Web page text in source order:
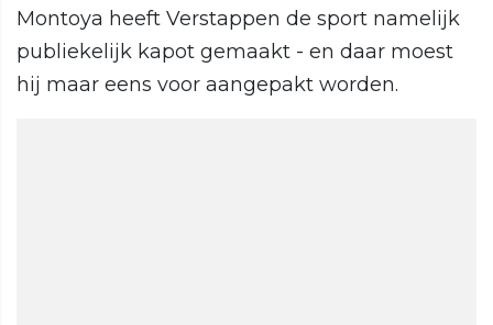
Montoya heeft Verstappen de sport namelijk
publiekelijk kapot gemaakt - en daar moest
hij maar eens voor aangepakt worden.